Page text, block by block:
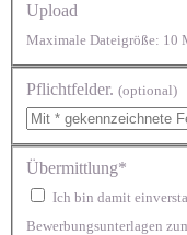
Upload
Maximale Dateigröße: 10
Pflichtfelder. (optional)
Übermittlung*
Ich bin damit
Bewerbungsunterlagen